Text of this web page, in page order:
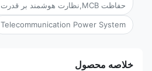
حفاظت MCB,نظارت هوشمند بر قدرت زیرساخت های ارتباطی
Telecommunication Power System
خلاصه محصول